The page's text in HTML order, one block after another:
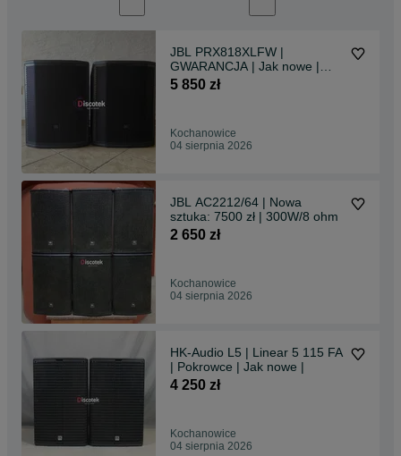
JBL PRX818XLFW |
GWARANCJA | Jak nowe |
Pokrowce |
5 850 zł
Kochanowice
04 sierpnia 2026
JBL AC2212/64 | Nowa
sztuka: 7500 zł | 300W/8 ohm
2 650 zł
Kochanowice
04 sierpnia 2026
HK-Audio L5 | Linear 5 115 FA
| Pokrowce | Jak nowe |
4 250 zł
Kochanowice
04 sierpnia 2026